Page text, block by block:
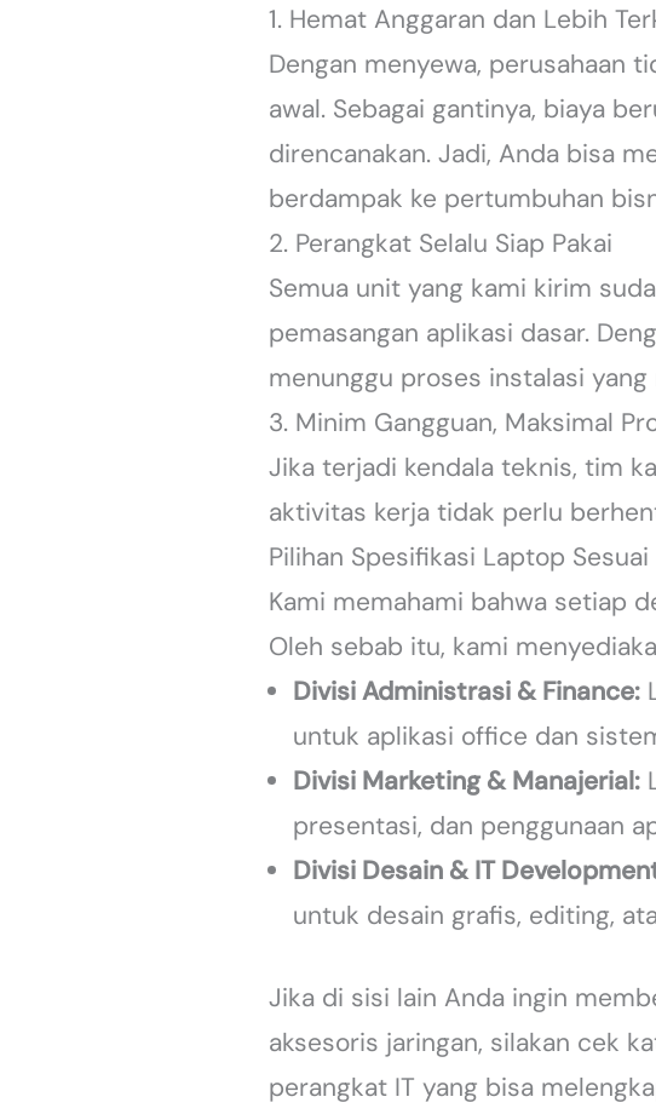
1. Hemat Anggaran dan Lebih
Dengan menyewa, perusahaan
awal. Sebagai gantinya, biaya
direncanakan. Jadi, Anda bisa
berdampak ke pertumbuhan
2. Perangkat Selalu Siap Pakai
Semua unit yang kami kirim
pemasangan aplikasi dasar.
menunggu proses instalasi
3. Minim Gangguan, Maksimal
Jika terjadi kendala teknis, tim
aktivitas kerja tidak perlu
Pilihan Spesifikasi Laptop Sesuai
Kami memahami bahwa setiap
Oleh sebab itu, kami
Divisi Administrasi & Finance:
untuk aplikasi office dan
Divisi Marketing & Manajerial:
presentasi, dan penggunaan
Divisi Desain & IT
untuk desain grafis, editing,
Jika di sisi lain Anda ingin
aksesoris jaringan, silakan cek
perangkat IT yang bisa